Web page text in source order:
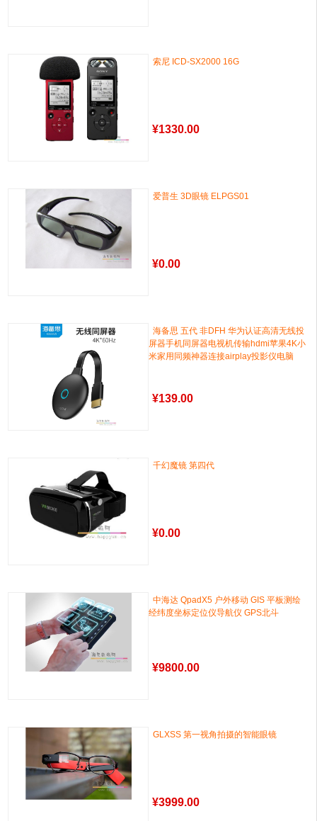
索尼 ICD-SX2000 16G
¥1330.00
爱普生 3D眼镜 ELPGS01
¥0.00
海备思 五代 非DFH 华为认证高清无线投
屏器手机同屏器电视机传输hdmi苹果4K小
米家用同频神器连接airplay投影仪电脑
¥139.00
千幻魔镜 第四代
¥0.00
中海达 QpadX5 户外移动 GIS 平板测绘
经纬度坐标定位仪导航仪 GPS北斗
¥9800.00
GLXSS 第一视角拍摄的智能眼镜
¥3999.00